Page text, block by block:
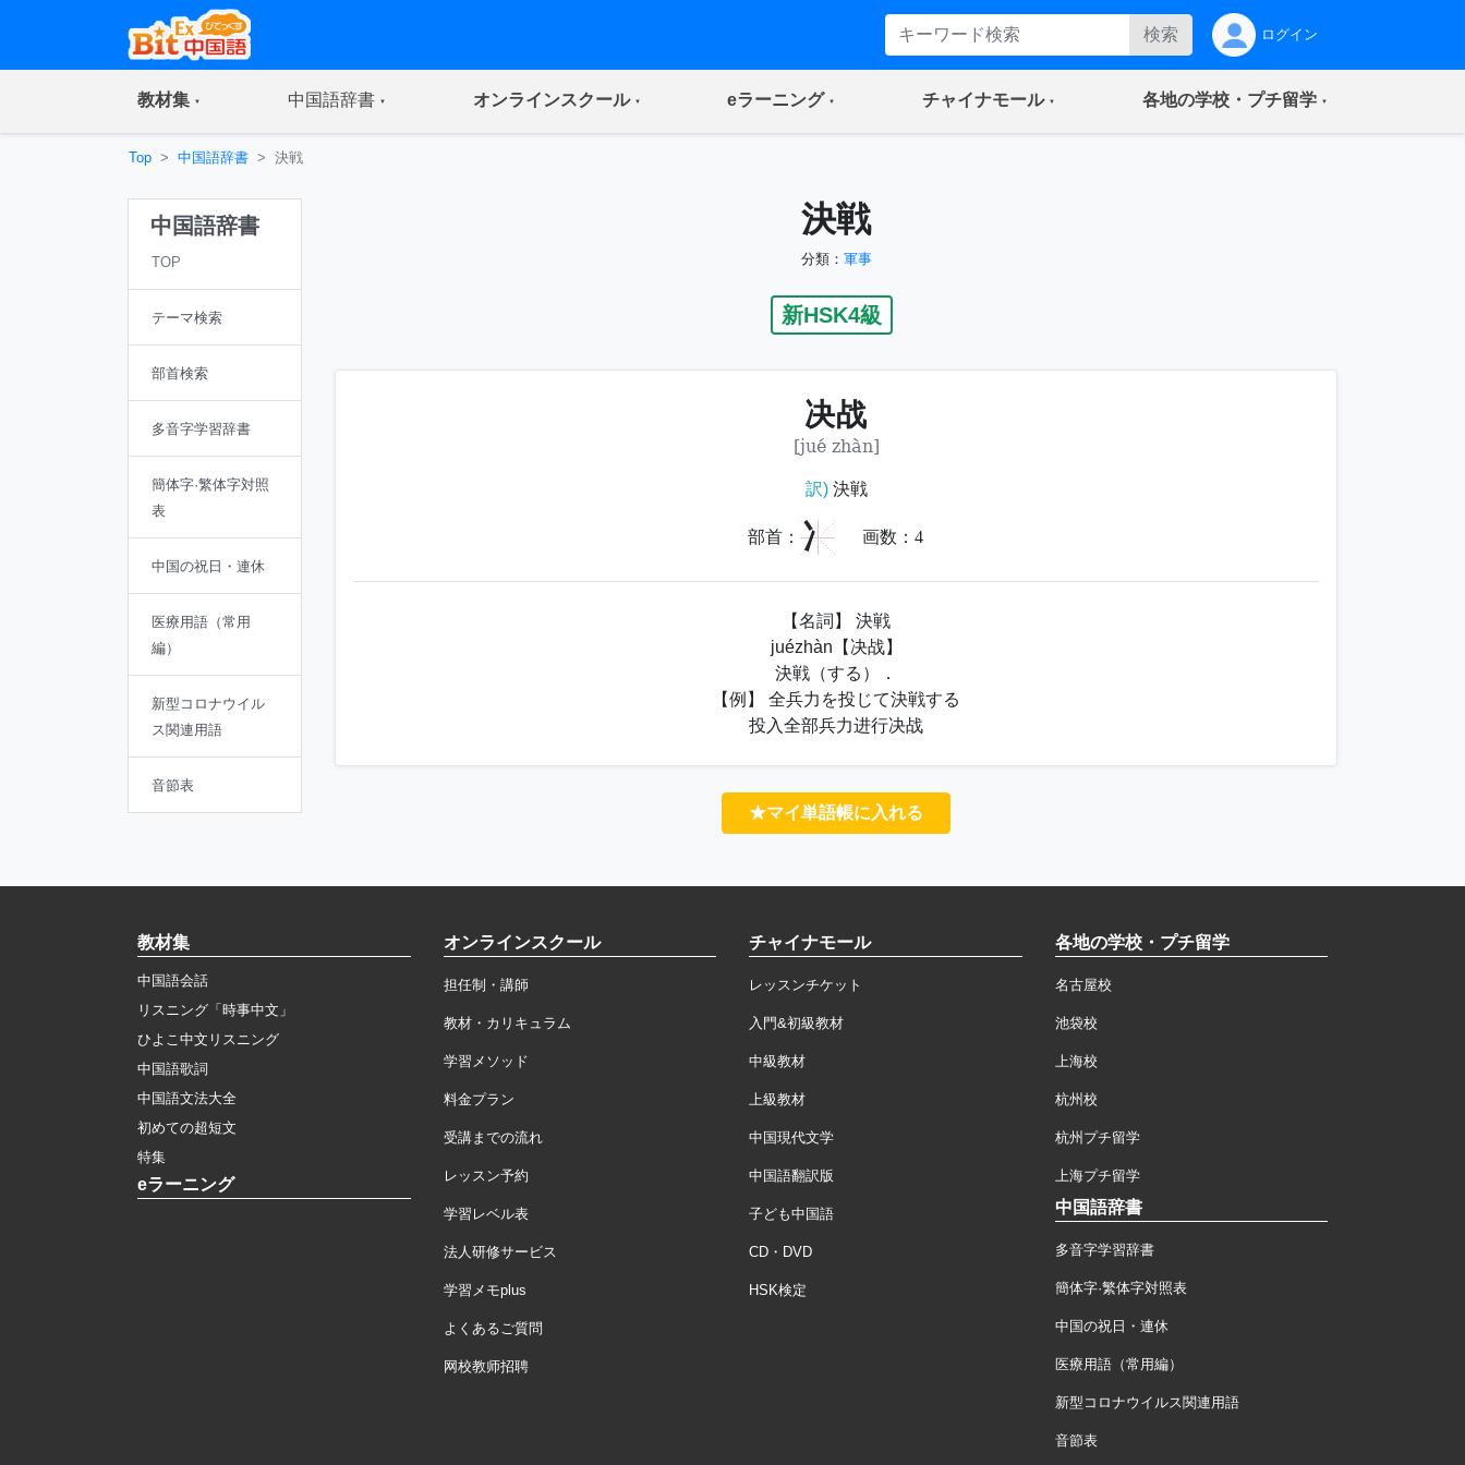
検索 ログイン
教材集(current) 中国語辞書(current) オンラインスクール(current) eラーニング(current) チャイナモール(current) 各地の学校・プチ留学(current)
Top 中国語辞書 決戦
中国語辞書
TOP
テーマ検索
部首検索
多音字学習辞書
簡体字·繁体字対照
表
中国の祝日・連休
医療用語（常用
編）
新型コロナウイル
ス関連用語
音節表
決戦
分類： 軍事
新HSK4級
决战
[jué zhàn]
訳)決戦
部首： 冫 画数： 4
【名詞】 決戦
juézhàn【决战】
決戦（する）．
【例】 全兵力を投じて決戦する
投入全部兵力进行决战
★マイ単語帳に入れる
教材集
中国語会話
リスニング「時事中文」
ひよこ中文リスニング
中国語歌詞
中国語文法大全
初めての超短文
特集
eラーニング
オンラインスクール
担任制・講師
教材・カリキュラム
学習メソッド
料金プラン
受講までの流れ
レッスン予約
学習レベル表
法人研修サービス
学習メモplus
よくあるご質問
网校教师招聘
チャイナモール
レッスンチケット
入門&初級教材
中級教材
上級教材
中国現代文学
中国語翻訳版
子ども中国語
CD・DVD
HSK検定
各地の学校・プチ留学
名古屋校
池袋校
上海校
杭州校
杭州プチ留学
上海プチ留学
中国語辞書
多音字学習辞書
簡体字·繁体字対照表
中国の祝日・連休
医療用語（常用編）
新型コロナウイルス関連用語
音節表